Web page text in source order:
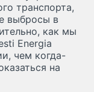
транспорта,
выбросы в
как мы
Energia
чем когда-
на